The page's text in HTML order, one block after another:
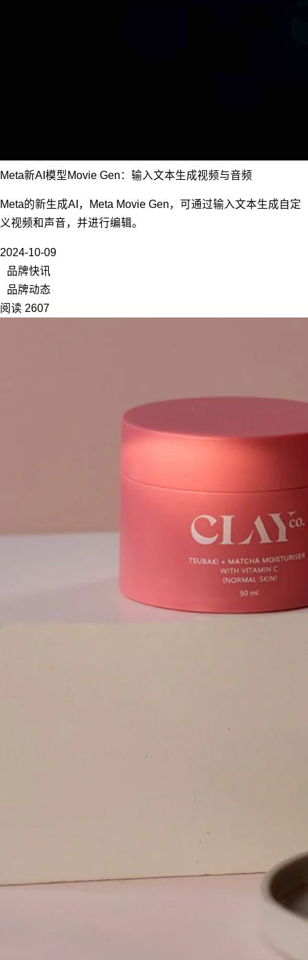
Meta新AI模型Movie Gen：输入文本生成视频与音频
Meta的新生成AI，Meta Movie Gen，可通过输入文本生成自定
义视频和声音，并进行编辑。
2024-10-09
品牌快讯
品牌动态
阅读 2607